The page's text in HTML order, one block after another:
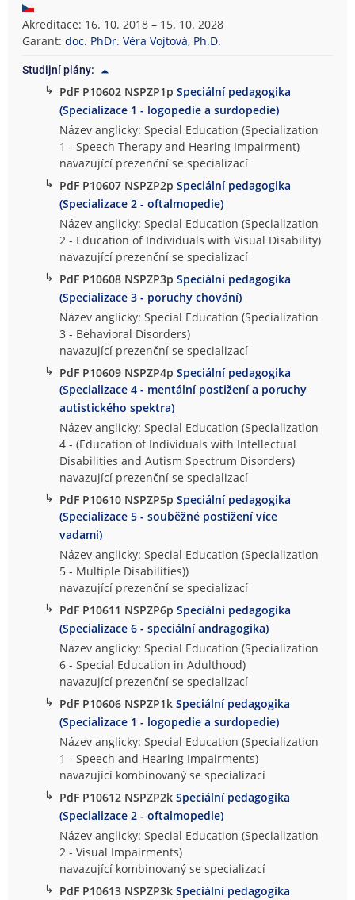
Akreditace: 16. 10. 2018 – 15. 10. 2028
Garant:doc. PhDr. Věra Vojtová, Ph.D.
Studijní plány:
↳ PdF P10602 NSPZP1pSpeciální pedagogika
(Specializace 1 - logopedie a surdopedie)
Název anglicky: Special Education (Specialization
1 - Speech Therapy and Hearing Impairment)
navazující prezenční se specializací
↳ PdF P10607 NSPZP2pSpeciální pedagogika
(Specializace 2 - oftalmopedie)
Název anglicky: Special Education (Specialization
2 - Education of Individuals with Visual Disability)
navazující prezenční se specializací
↳ PdF P10608 NSPZP3pSpeciální pedagogika
(Specializace 3 - poruchy chování)
Název anglicky: Special Education (Specialization
3 - Behavioral Disorders)
navazující prezenční se specializací
↳ PdF P10609 NSPZP4pSpeciální pedagogika
(Specializace 4 - mentální postižení a poruchy
autistického spektra)
Název anglicky: Special Education (Specialization
4 - (Education of Individuals with Intellectual
Disabilities and Autism Spectrum Disorders)
navazující prezenční se specializací
↳ PdF P10610 NSPZP5pSpeciální pedagogika
(Specializace 5 - souběžné postižení více
vadami)
Název anglicky: Special Education (Specialization
5 - Multiple Disabilities))
navazující prezenční se specializací
↳ PdF P10611 NSPZP6pSpeciální pedagogika
(Specializace 6 - speciální andragogika)
Název anglicky: Special Education (Specialization
6 - Special Education in Adulthood)
navazující prezenční se specializací
↳ PdF P10606 NSPZP1kSpeciální pedagogika
(Specializace 1 - logopedie a surdopedie)
Název anglicky: Special Education (Specialization
1 - Speech and Hearing Impairments)
navazující kombinovaný se specializací
↳ PdF P10612 NSPZP2kSpeciální pedagogika
(Specializace 2 - oftalmopedie)
Název anglicky: Special Education (Specialization
2 - Visual Impairments)
navazující kombinovaný se specializací
↳ PdF P10613 NSPZP3kSpeciální pedagogika